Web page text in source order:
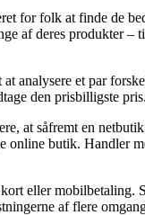
for folk at finde de
af deres produkter –
analysere et par
den prisbilligste pris.
at såfremt en
online butik. Handler
eller mobilbetaling.
af flere